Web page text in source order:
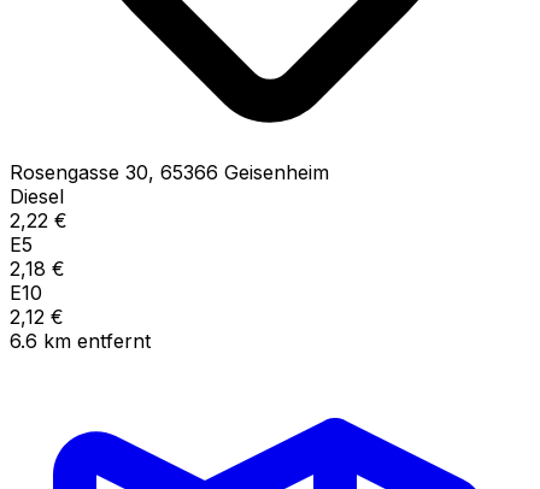
Rosengasse 30, 65366 Geisenheim
Diesel
2,22 €
E5
2,18 €
E10
2,12 €
6.6 km entfernt